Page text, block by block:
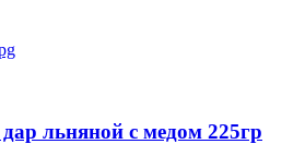
льняной с медом 225гр